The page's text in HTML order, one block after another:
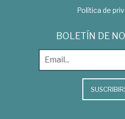
Política de
BOLETÍN DE